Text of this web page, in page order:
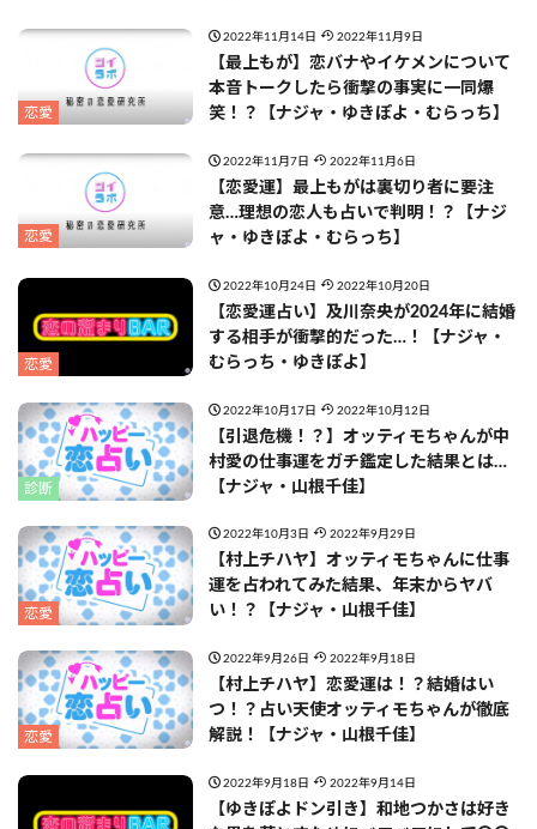
恋愛
2022年11月14日 2022年11月9日
【最上もが】恋バナやイケメンについて
本音トークしたら衝撃の事実に一同爆
笑！？【ナジャ・ゆきぽよ・むらっち】
恋愛
2022年11月7日 2022年11月6日
【恋愛運】最上もがは裏切り者に要注
意…理想の恋人も占いで判明！？【ナジ
ャ・ゆきぽよ・むらっち】
恋愛
2022年10月24日 2022年10月20日
【恋愛運占い】及川奈央が2024年に結婚
する相手が衝撃的だった…！【ナジャ・
むらっち・ゆきぽよ】
診断
2022年10月17日 2022年10月12日
【引退危機！？】オッティモちゃんが中
村愛の仕事運をガチ鑑定した結果とは…
【ナジャ・山根千佳】
恋愛
2022年10月3日 2022年9月29日
【村上チハヤ】オッティモちゃんに仕事
運を占われてみた結果、年末からヤバ
い！？【ナジャ・山根千佳】
恋愛
2022年9月26日 2022年9月18日
【村上チハヤ】恋愛運は！？結婚はい
つ！？占い天使オッティモちゃんが徹底
解説！【ナジャ・山根千佳】
2022年9月18日 2022年9月14日
【ゆきぽよドン引き】和地つかさは好き